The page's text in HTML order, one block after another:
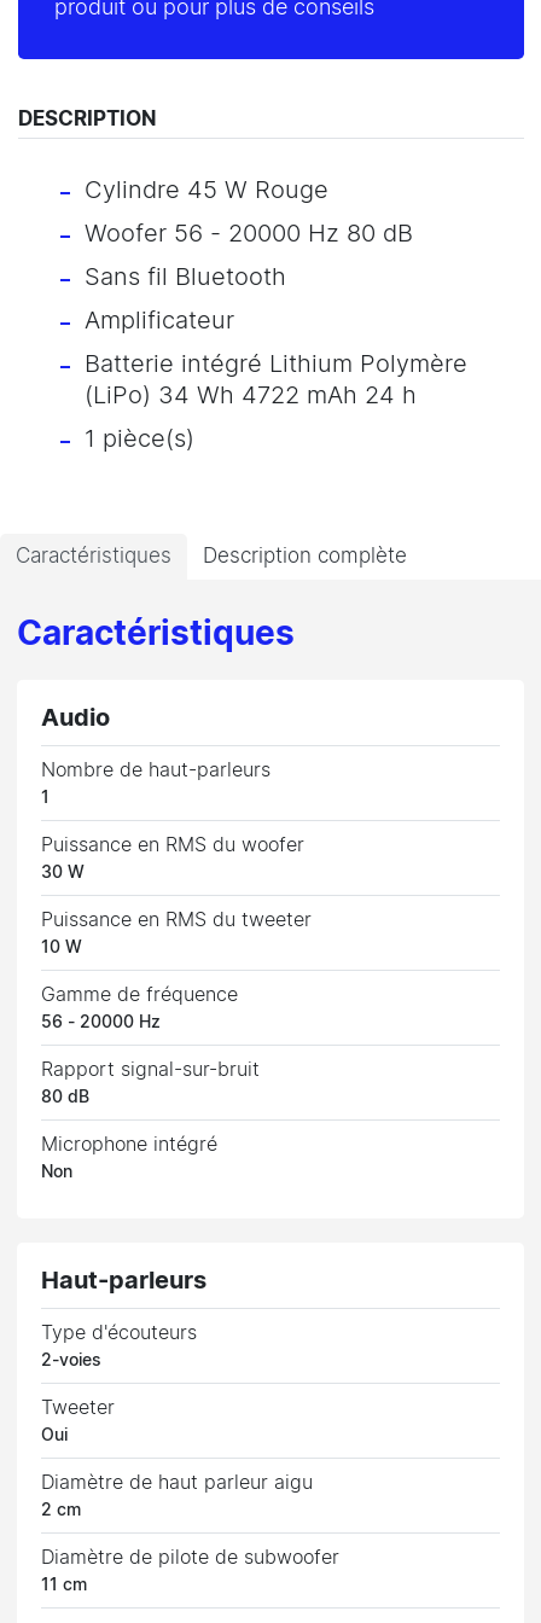
produit ou pour plus de conseils
DESCRIPTION
Cylindre 45 W Rouge
Woofer 56 - 20000 Hz 80 dB
Sans fil Bluetooth
Amplificateur
Batterie intégré Lithium Polymère
(LiPo) 34 Wh 4722 mAh 24 h
1 pièce(s)
Caractéristiques Description complète
Caractéristiques
Audio
Nombre de haut-parleurs
1
Puissance en RMS du woofer
30 W
Puissance en RMS du tweeter
10 W
Gamme de fréquence
56 - 20000 Hz
Rapport signal-sur-bruit
80 dB
Microphone intégré
Non
Haut-parleurs
Type d'écouteurs
2-voies
Tweeter
Oui
Diamètre de haut parleur aigu
2 cm
Diamètre de pilote de subwoofer
11 cm